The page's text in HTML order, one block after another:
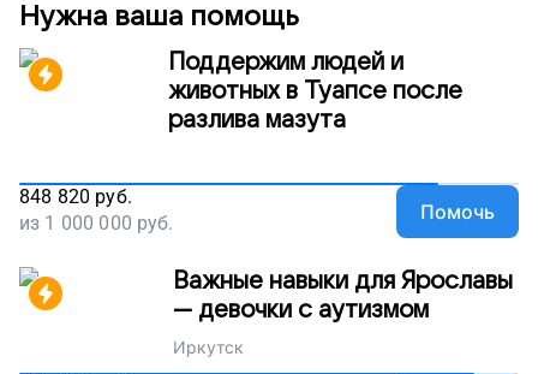
Нужна ваша помощь
Поддержим людей и
животных в Туапсе после
разлива мазута
848 820 руб.
из 1 000 000 руб. Помочь
Важные навыки для Ярославы
— девочки с аутизмом
Иркутск